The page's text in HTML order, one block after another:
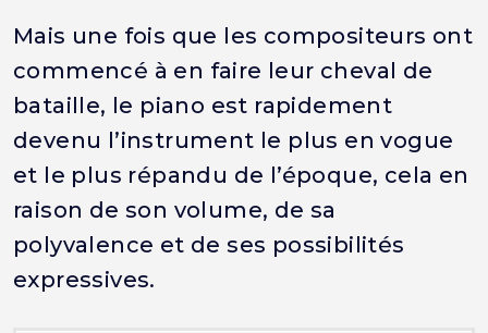
Mais une fois que les compositeurs ont
commencé à en faire leur cheval de
bataille, le piano est rapidement
devenu l’instrument le plus en vogue
et le plus répandu de l’époque, cela en
raison de son volume, de sa
polyvalence et de ses possibilités
expressives.